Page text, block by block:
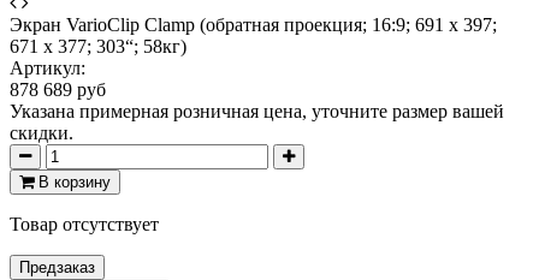
Экран VarioClip Clamp (обратная проекция; 16:9; 691 x 397;
671 x 377; 303“; 58кг)
Артикул:
878 689 руб
Указана примерная розничная цена, уточните размер вашей
скидки.
В корзину
Товар отсутствует
Предзаказ